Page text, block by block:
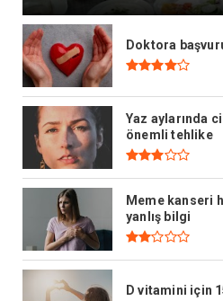
Doktora
Yaz aylarında
önemli tehlike
Meme kanseri
yanlış bilgi
D vitamini için